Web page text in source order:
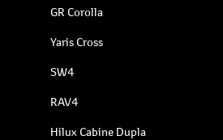
GR Corolla
Yaris Cross
SW4
RAV4
Hilux Cabine Dupla